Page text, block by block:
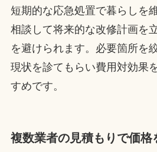
短期的な応急処置で暮らしを
相談して将来的な改修計画を
を避けられます。必要箇所を
現状を診てもらい費用対効果
すめです。
複数業者の見積もりで価格